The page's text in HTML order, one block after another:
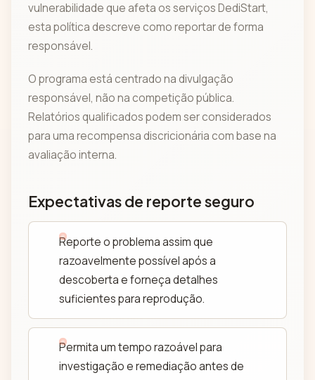
vulnerabilidade que afeta os serviços DediStart,
esta política descreve como reportar de forma
responsável.
O programa está centrado na divulgação
responsável, não na competição pública.
Relatórios qualificados podem ser considerados
para uma recompensa discricionária com base na
avaliação interna.
Expectativas de reporte seguro
Reporte o problema assim que
razoavelmente possível após a
descoberta e forneça detalhes
suficientes para reprodução.
Permita um tempo razoável para
investigação e remediação antes de